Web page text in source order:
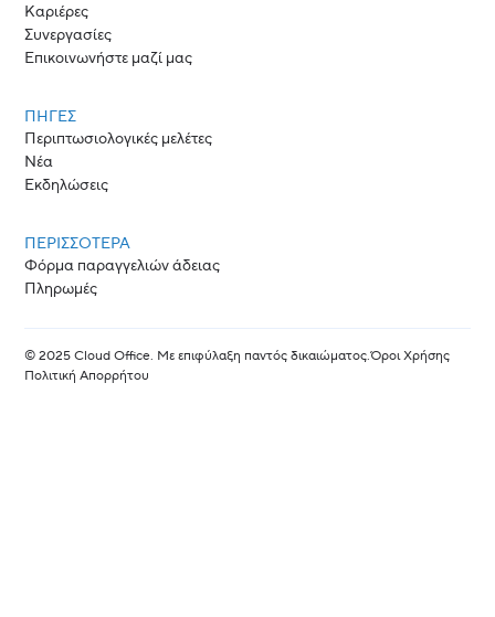
Καριέρες
Συνεργασίες
Επικοινωνήστε μαζί μας
ΠΗΓΈΣ
Περιπτωσιολογικές μελέτες
Νέα
Εκδηλώσεις
ΠΕΡΙΣΣΟΤΕΡΑ
Φόρμα παραγγελιών άδειας
Πληρωμές
© 2025 Cloud Office. Με επιφύλαξη παντός δικαιώματος.Όροι Χρήσης
Πολιτική Απορρήτου